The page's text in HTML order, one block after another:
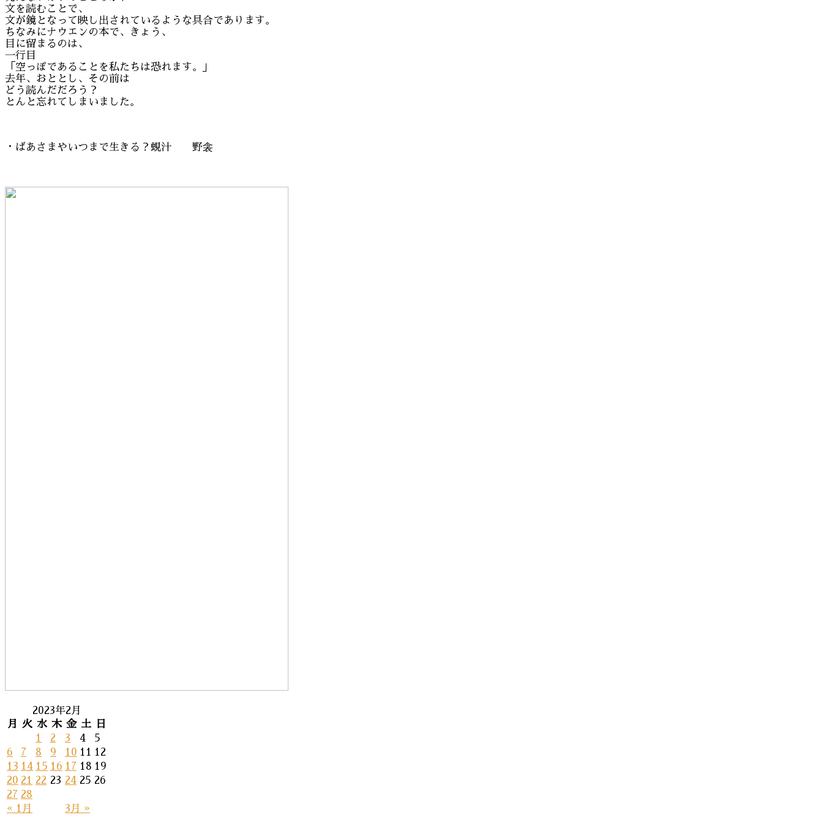
文を読むことで、
文が鏡となって映し出されているような具合であります。
ちなみにナウエンの本で、きょう、
目に留まるのは、
一行目
「空っぽであることを私たちは恐れます。」
去年、おととし、その前は
どう読んだだろう？
とんと忘れてしまいました。
・ばあさまやいつまで生きる？蜆汁 野衾
2023年2月
月
火 水 木 金 土 日
« 1月 3月 »
1 2 3 4
5
6
7 8 9 10 11 12
13 14 15 16 17 18 19
20 21 22 23 24 25 26
27 28